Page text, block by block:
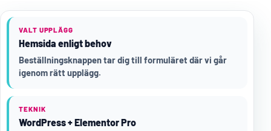
VALT UPPLÄGG
Hemsida enligt behov
Beställningsknappen tar dig till formuläret där vi går
igenom rätt upplägg.
TEKNIK
WordPress + Elementor Pro